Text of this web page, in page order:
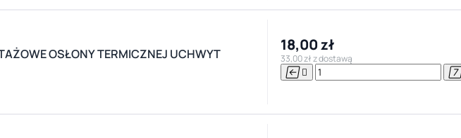
OSŁONY TERMICZNEJ UCHWYT
18,00 zł
33,00 zł z dostawą
 